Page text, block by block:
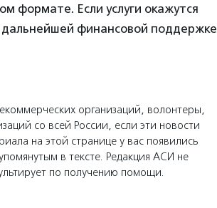
формате. Если услуги окажутся
финансовой поддержке
организаций, волонтеры,
со всей России, если эти новости
на этой странице у вас появились
в тексте. Редакция АСИ не
по получению помощи.